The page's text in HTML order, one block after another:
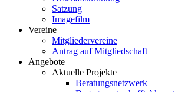
Satzung
Imagefilm
Vereine
Mitgliedervereine
Antrag auf Mitgliedschaft
Angebote
Aktuelle Projekte
Beratungsnetzwerk